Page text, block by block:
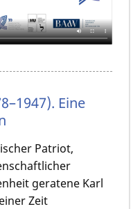
Eine
Patriot,
geratene Karl
Zeit